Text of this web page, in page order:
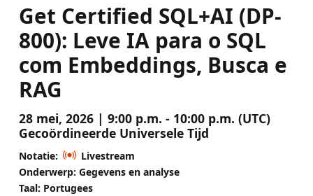
Get Certified SQL+AI (DP-
800): Leve IA para o SQL
com Embeddings, Busca e
RAG
28 mei, 2026 | 9:00 p.m. - 10:00 p.m. (UTC)
Gecoördineerde Universele Tijd
Notatie:
Livestream
Onderwerp: Gegevens en analyse
Taal: Portugees